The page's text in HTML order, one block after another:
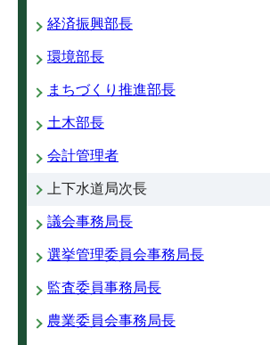
経済振興部長
環境部長
まちづくり推進部長
土木部長
会計管理者
上下水道局次長
議会事務局長
選挙管理委員会事務局長
監査委員事務局長
農業委員会事務局長